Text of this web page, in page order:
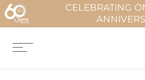
CELEBRATING